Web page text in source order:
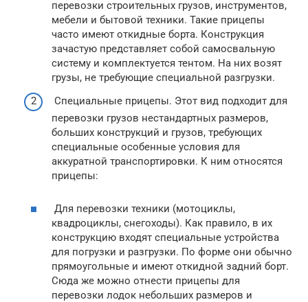
перевозки строительных грузов, инструментов,
мебели и бытовой техники. Такие прицепы
часто имеют откидные борта. Конструкция
зачастую представляет собой самосвальную
систему и комплектуется тентом. На них возят
грузы, не требующие специальной разгрузки.
Специальные прицепы. Этот вид подходит для
перевозки грузов нестандартных размеров,
больших конструкций и грузов, требующих
специальные особенные условия для
аккуратной транспортировки. К ним относятся
прицепы:
Для перевозки техники (мотоциклы,
квадроциклы, снегоходы). Как правило, в их
конструкцию входят специальные устройства
для погрузки и разгрузки. По форме они обычно
прямоугольные и имеют откидной задний борт.
Сюда же можно отнести прицепы для
перевозки лодок небольших размеров и